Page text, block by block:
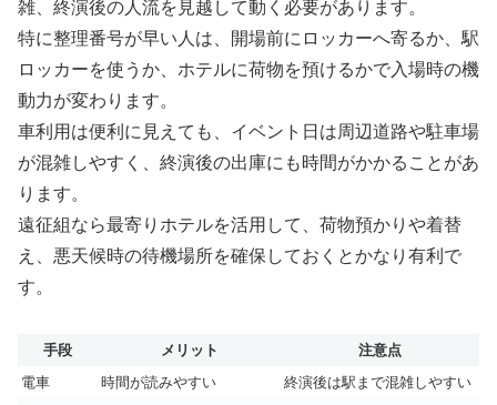
雑、終演後の人流を見越して動く必要があります。
特に整理番号が早い人は、開場前にロッカーへ寄るか、駅
ロッカーを使うか、ホテルに荷物を預けるかで入場時の機
動力が変わります。
車利用は便利に見えても、イベント日は周辺道路や駐車場
が混雑しやすく、終演後の出庫にも時間がかかることがあ
ります。
遠征組なら最寄りホテルを活用して、荷物預かりや着替
え、悪天候時の待機場所を確保しておくとかなり有利で
す。
手段 メリット
注意点
電車
時間が読みやすい
終演後は駅まで混雑しやすい